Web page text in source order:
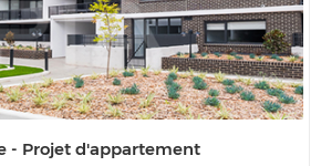
- Projet d'appartement